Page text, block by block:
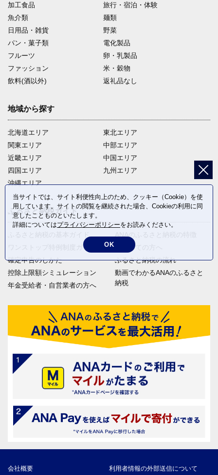
加工食品
旅行・宿泊・体験
魚介類
麺類
日用品・雑貨
野菜
パン・菓子類
電化製品
フルーツ
卵・乳製品
ファッション
米・穀物
飲料(酒以外)
返礼品なし
地域から探す
北海道エリア
関東エリア
近畿エリア
四国エリア
沖縄エリア
東北エリア
中部エリア
中国エリア
九州エリア
ふるさと納税ガイド
ふるさと納税の基本ガイド
ワンストップ特例制度ガイド
確定申告のしかた
控除上限額シミュレーション
年金受給者・自営業者の方へ
ANAのふるさと納税の特徴
はじめての方へ
ふるさと納税の流れ
動画でわかるANAのふるさと
納税
会社概要 利用者情報の外部送信について
当サイトでは、サイト利便性向上のため、クッキー（Cookie）を使
用しています。サイトの閲覧を継続された場合、Cookieの利用に同
意したことものといたします。
詳細についてはプライバシーポリシーをお読みください。
OK